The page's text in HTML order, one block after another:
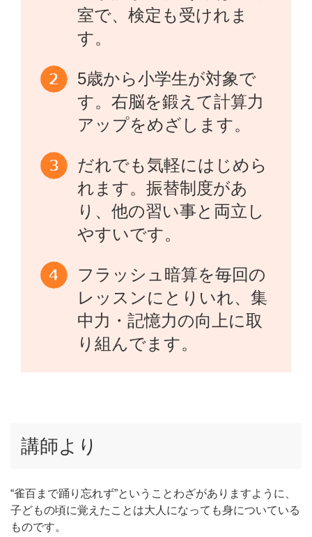
室で、検定も受けれま
す。
5歳から小学生が対象で
す。右脳を鍛えて計算力
アップをめざします。
だれでも気軽にはじめら
れます。振替制度があ
り、他の習い事と両立し
やすいです。
フラッシュ暗算を毎回の
レッスンにとりいれ、集
中力・記憶力の向上に取
り組んでます。
講師より
“雀百まで踊り忘れず”ということわざがありますように、
子どもの頃に覚えたことは大人になっても身についている
ものです。